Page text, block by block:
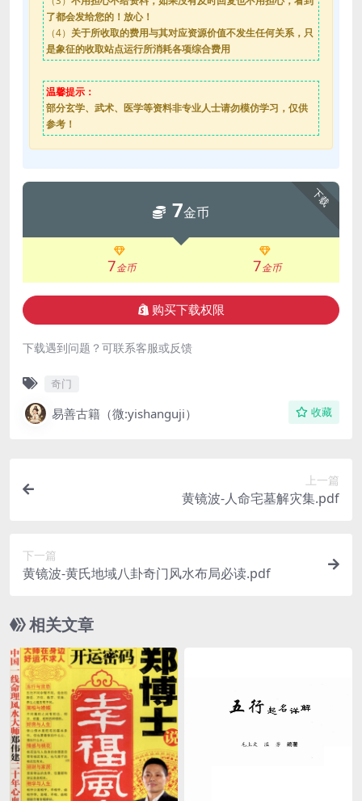
了都会发给您的！放心！
（4） 关于所收取的费用与其对应资源价值不发生任何关系，只
是象征的收取站点运行所消耗各项综合费用
温馨提示：
部分玄学、武术、医学等资料非专业人士请勿模仿学习，仅供
参考！
下载
7金币
7金币 7金币
购买下载权限
下载遇到问题？可联系客服或反馈
奇门
易善古籍（微:yishanguji） 收藏
上一篇
黄镜波-人命宅墓解灾集.pdf
下一篇
黄镜波-黄氏地域八卦奇门风水布局必读.pdf
相关文章